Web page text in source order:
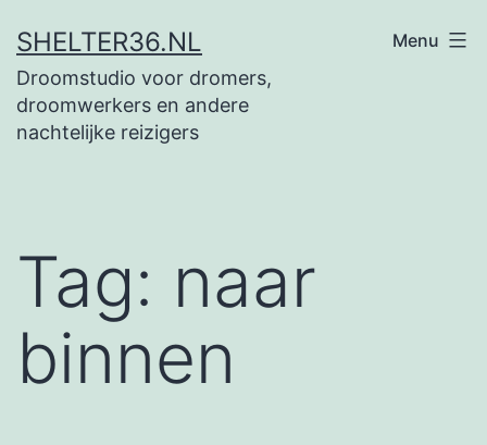
naar
de
inhoud
SHELTER36.NL
Droomstudio voor dromers,
droomwerkers en andere
nachtelijke reizigers
Menu
Tag: naar
binnen